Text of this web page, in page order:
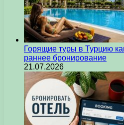
Горящие туры в Турцию
раннее бронирование
21.07.2026